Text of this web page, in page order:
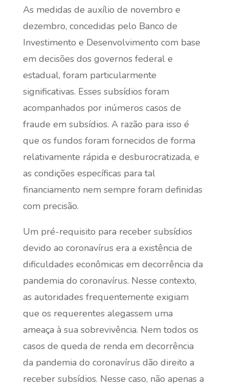
As medidas de auxílio de novembro e
dezembro, concedidas pelo Banco de
Investimento e Desenvolvimento com base
em decisões dos governos federal e
estadual, foram particularmente
significativas. Esses subsídios foram
acompanhados por inúmeros casos de
fraude em subsídios. A razão para isso é
que os fundos foram fornecidos de forma
relativamente rápida e desburocratizada, e
as condições específicas para tal
financiamento nem sempre foram definidas
com precisão.
Um pré-requisito para receber subsídios
devido ao coronavírus era a existência de
dificuldades econômicas em decorrência da
pandemia do coronavírus. Nesse contexto,
as autoridades frequentemente exigiam
que os requerentes alegassem uma
ameaça à sua sobrevivência. Nem todos os
casos de queda de renda em decorrência
da pandemia do coronavírus dão direito a
receber subsídios. Nesse caso, não apenas a